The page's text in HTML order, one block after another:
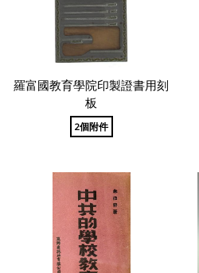
羅富國教育學院印製證書用刻
板
2個附件